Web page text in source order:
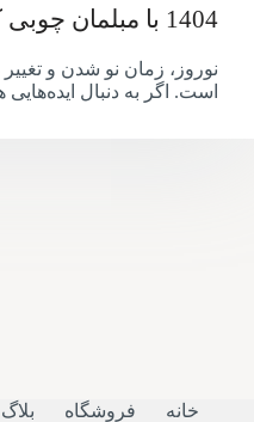
1404 با مبلمان چوبی کلاسیک
نوروز، زمان نو شدن و
است. اگر به دنبال
خانه فروشگاه بلاگ